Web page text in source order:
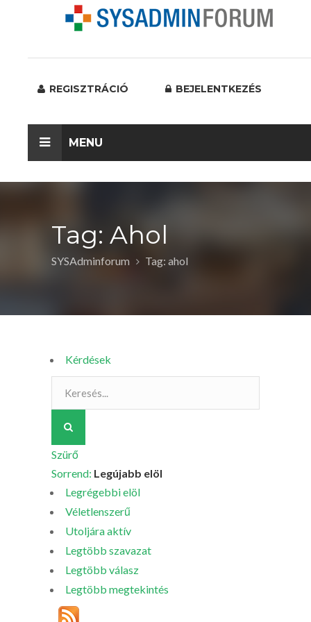
REGISZTRÁCIÓ BEJELENTKEZÉS
MENU
Tag: Ahol
SYSAdminforum Tag: ahol
Kérdések
Szürő
Sorrend: Legújabb elöl
Legrégebbi elöl
Véletlenszerű
Utoljára aktív
Legtöbb szavazat
Legtöbb válasz
Legtöbb megtekintés